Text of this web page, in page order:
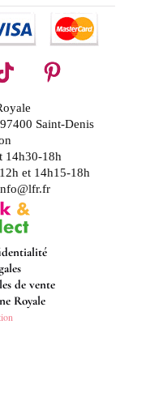
Saint-Denis
14h30-18h
et 14h15-18h
de vente
Royale